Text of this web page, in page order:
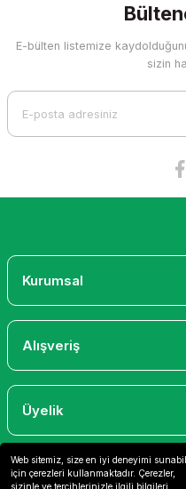
Web sitemiz, size en iyi deneyimi
için çerezleri kullanmaktadır. Çerezler,
sizinle ve tercihlerinizle ilgili bilgileri
Görüş ve önerileriniz için
Ürün resmi kalitesiz,
E-bülten listemize
sizin
Kurumsal
Alışveriş
Üyelik